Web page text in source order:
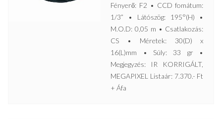
Fényerő: F2 • CCD fomátum:
1/3” • Látószög: 195°(H) •
M.O.D: 0,05 m • Csatlakozás:
CS • Méretek: 30(D) x
16(L)mm • Súly: 33 gr •
Megjegyzés: IR KORRIGÁLT,
MEGAPIXEL Listaár: 7.370.- Ft
+ Áfa